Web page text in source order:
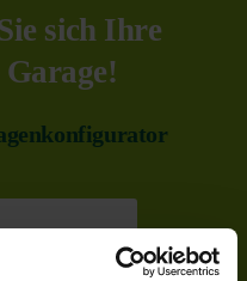
sich Ihre